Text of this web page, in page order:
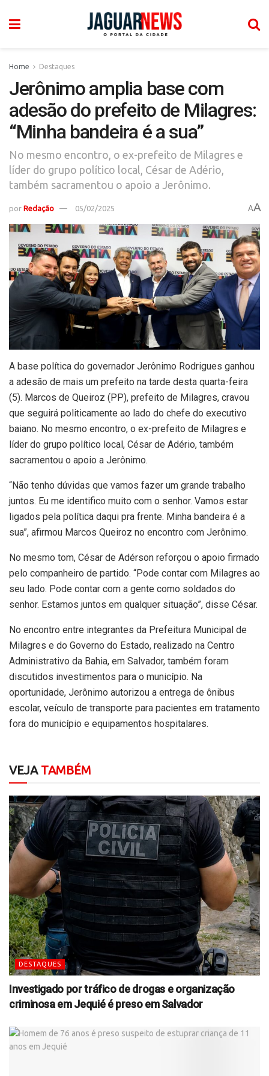
Home Destaques
Jerônimo amplia base com
adesão do prefeito de Milagres:
“Minha bandeira é a sua”
No mesmo encontro, o ex-prefeito de Milagres e
líder do grupo político local, César de Adério,
também sacramentou o apoio a Jerônimo.
por Redação 05/02/2025 AA
A base política do governador Jerônimo Rodrigues ganhou
a adesão de mais um prefeito na tarde desta quarta-feira
(5). Marcos de Queiroz (PP), prefeito de Milagres, cravou
que seguirá politicamente ao lado do chefe do executivo
baiano. No mesmo encontro, o ex-prefeito de Milagres e
líder do grupo político local, César de Adério, também
sacramentou o apoio a Jerônimo.
“Não tenho dúvidas que vamos fazer um grande trabalho
juntos. Eu me identifico muito com o senhor. Vamos estar
ligados pela política daqui pra frente. Minha bandeira é a
sua”, afirmou Marcos Queiroz no encontro com Jerônimo.
No mesmo tom, César de Adérson reforçou o apoio firmado
pelo companheiro de partido. “Pode contar com Milagres ao
seu lado. Pode contar com a gente como soldados do
senhor. Estamos juntos em qualquer situação”, disse César.
No encontro entre integrantes da Prefeitura Municipal de
Milagres e do Governo do Estado, realizado na Centro
Administrativo da Bahia, em Salvador, também foram
discutidos investimentos para o município. Na
oportunidade, Jerônimo autorizou a entrega de ônibus
escolar, veículo de transporte para pacientes em tratamento
fora do município e equipamentos hospitalares.
VEJATAMBÉM
DESTAQUES
Investigado por tráfico de drogas e organização
criminosa em Jequié é preso em Salvador